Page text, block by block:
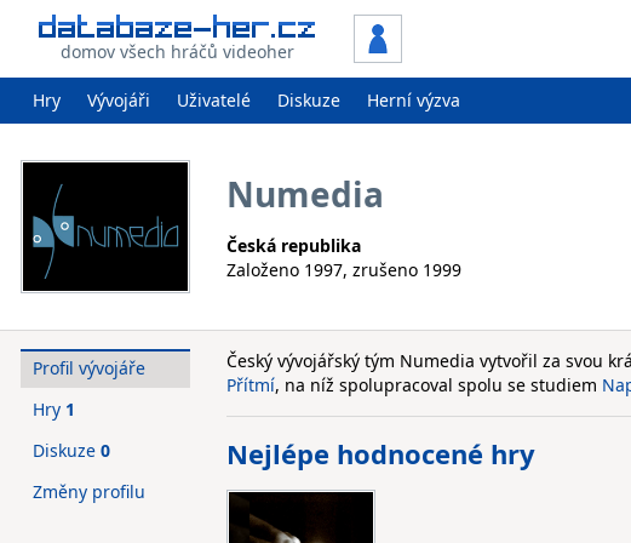
domov všech hráčů videoher
Hry Vývojáři Uživatelé Diskuze Herní výzva
Numedia
Česká republika
Založeno 1997, zrušeno 1999
Český vývojářský tým Numedia vytvořil za svou
Přítmí, na níž spolupracoval spolu se studiem
Nejlépe hodnocené hry
Profil vývojáře
Hry 1
Diskuze 0
Změny profilu